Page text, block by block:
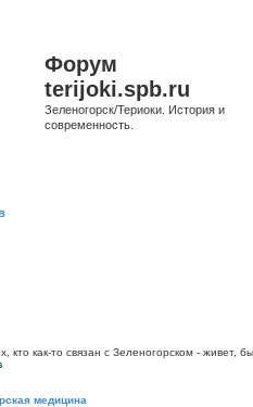
Форум
terijoki.spb.ru
Зеленогорск/Териоки. История и
современность.
как-то связан с Зеленогорском - живет,
медицина